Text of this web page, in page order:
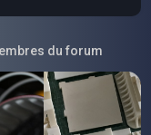
du forum